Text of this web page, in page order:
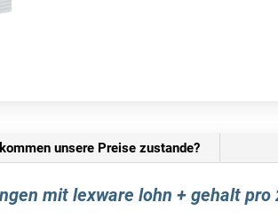
unsere Preise zustande?
mit lexware lohn + gehalt pro